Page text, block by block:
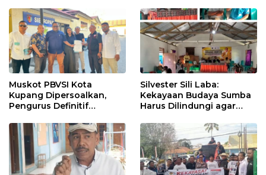
Muskot PBVSI Kota
Kupang Dipersoalkan,
Pengurus Definitif
Polisi
Silvester Sili Laba:
Kekayaan Budaya Sumba
Harus Dilindungi agar